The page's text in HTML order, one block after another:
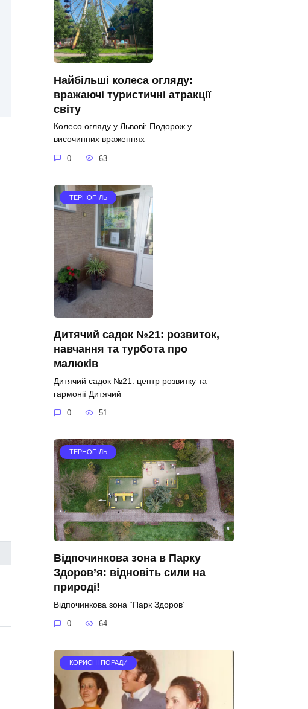
Найбільші колеса огляду:
вражаючі туристичні атракції
світу
Колесо огляду у Львові: Подорож у
височинних враженнях
0 63
ТЕРНОПІЛЬ
Дитячий садок №21: розвиток,
навчання та турбота про
малюків
Дитячий садок №21: центр розвитку та
гармонії Дитячий
0 51
ТЕРНОПІЛЬ
Відпочинкова зона в Парку
Здоров’я: відновіть сили на
природі!
Відпочинкова зона “Парк Здоров’
0 64
КОРИСНІ ПОРАДИ